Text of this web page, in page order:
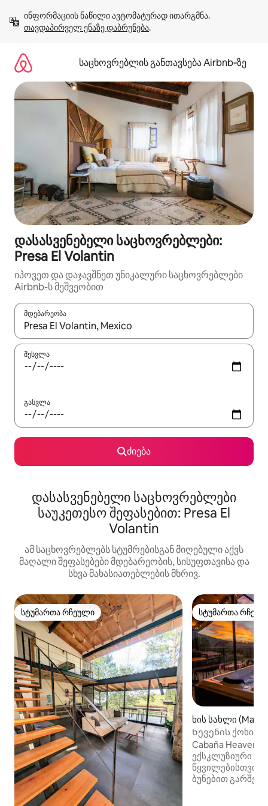
გადასვლა
თავდაპირველ ენაზე დაბრუნება.
საცხოვრებლის განთავსება Airbnb‑ზე
დასასვენებელი საცხოვრებლები:
Presa El Volantin
იპოვეთ და დაჯავშნეთ უნიკალური საცხოვრებლები
Airbnb-ს მეშვეობით
მდებარეობა
როცა შედეგები ხელმისაწვდომი გახდება, ნავიგაციისთვის
შესვლა
გასვლა
ძიება
დასასვენებელი საცხოვრებლები
საუკეთესო შეფასებით: Presa El
Volantin
ამ საცხოვრებლებს სტუმრებისგან მიღებული აქვს
მაღალი შეფასებები მდებარეობის, სისუფთავისა და
სხვა მახასიათებლების მხრივ.
სტუმართა რჩეული
სტუმართა რჩეული სტუმართა
სტუმართა
ხის სახლი
Ხევენის ქოხი
ექსკლუზიურად
Cabaña Heaven
ექსკლუზიური
ბუნებით